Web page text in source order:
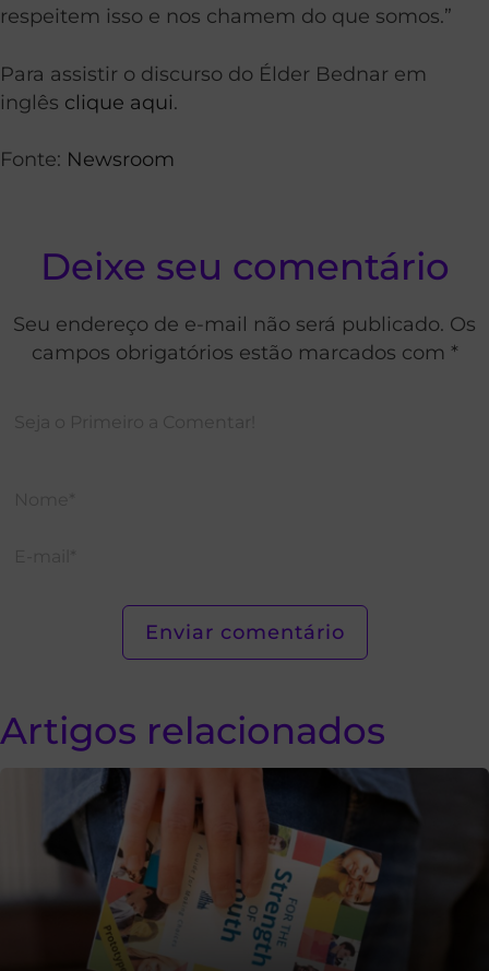
respeitem isso e nos chamem do que somos.”
Para assistir o discurso do Élder Bednar em
inglês clique aqui.
Fonte: Newsroom
Deixe seu comentário
Seu endereço de e-mail não será publicado. Os
campos obrigatórios estão marcados com *
Artigos relacionados